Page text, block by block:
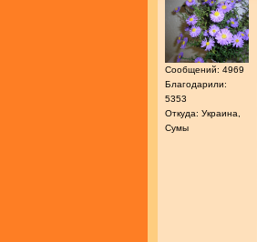
Сообщений: 4969
Благодарили:
5353
Откуда: Украина,
Сумы